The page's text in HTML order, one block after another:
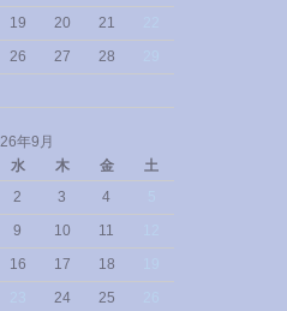
19 20 21
26 27 28
年9月
水 木 金
土
2 3 4
9 10 11
16 17 18
24 25